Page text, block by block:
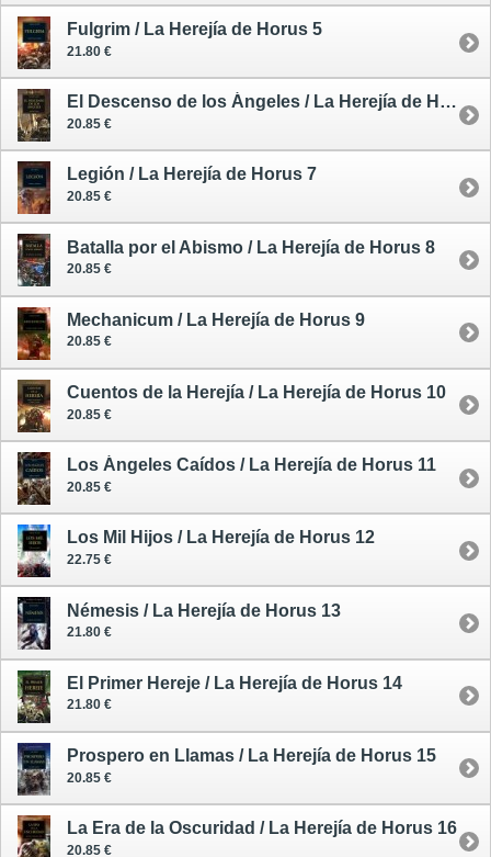
Fulgrim / La Herejía de Horus 5
21.80 €
El Descenso de los Ángeles / La Herejía de Horus 6
20.85 €
Legión / La Herejía de Horus 7
20.85 €
Batalla por el Abismo / La Herejía de Horus 8
20.85 €
Mechanicum / La Herejía de Horus 9
20.85 €
Cuentos de la Herejía / La Herejía de Horus 10
20.85 €
Los Ángeles Caídos / La Herejía de Horus 11
20.85 €
Los Mil Hijos / La Herejía de Horus 12
22.75 €
Némesis / La Herejía de Horus 13
21.80 €
El Primer Hereje / La Herejía de Horus 14
21.80 €
Prospero en Llamas / La Herejía de Horus 15
20.85 €
La Era de la Oscuridad / La Herejía de Horus 16
20.85 €